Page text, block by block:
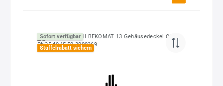
Sofort verfügbar
Staffelrabatt sichern